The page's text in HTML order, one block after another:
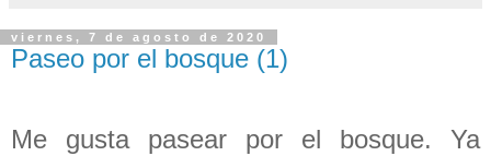
viernes, 7 de agosto de 2020
Paseo por el bosque (1)
Me gusta pasear por el bosque. Ya